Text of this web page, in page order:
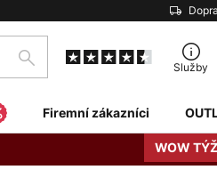
Hľadať Služby
Firemní zákazníci
WOW